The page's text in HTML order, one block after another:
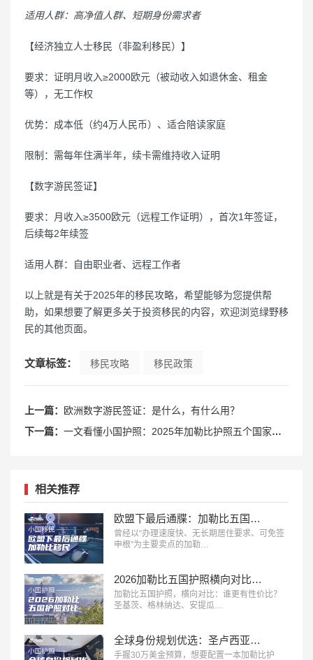
适用人群：高净值人群、短期身份需求者
【经济独立人士移民（非盈利移民）】
要求：证明月收入≥2000欧元（被动收入如退休金、租金
等），无工作权
优势：成本低（约4万人民币）、适合陪读家庭
限制：需每年住满半年，续卡需维持收入证明
【数字游民签证】
要求：月收入≥3500欧元（远程工作证明），首次1年签证，
后续每2年续签
适用人群：自由职业者、远程工作者
以上就是有关于2025年的移民攻略，希望能够为您提供帮
助，如果想要了解更多关于投资移民的内容，欢迎浏览绿野移
民的其他页面。
文章标签： 移民攻略 移民政策
上一篇：
欧洲数字游民签证：是什么，有什么用？
下一篇： 一文看懂小国护照：2025年加勒比护照五个国家如何选？
相关推荐
欧盟下最后通牒：加勒比五国投资入籍，2028年或迎终局？
曾经以“办理速度快、无长期居住要求、可免签
申根”为主要卖点的加勒…
2026加勒比五国护照横向对比：谁更有性价比？
加勒比五国护照，横向对比：谁更有性价比？
圣基茨、格林纳达、安提瓜…
全球身份规划优选：圣卢西亚护照深度解析
手握30万美金预算，想要配置一本加勒比护